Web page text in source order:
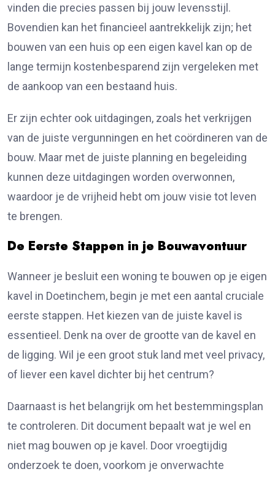
vinden die precies passen bij jouw levensstijl.
Bovendien kan het financieel aantrekkelijk zijn; het
bouwen van een huis op een eigen kavel kan op de
lange termijn kostenbesparend zijn vergeleken met
de aankoop van een bestaand huis.
Er zijn echter ook uitdagingen, zoals het verkrijgen
van de juiste vergunningen en het coördineren van de
bouw. Maar met de juiste planning en begeleiding
kunnen deze uitdagingen worden overwonnen,
waardoor je de vrijheid hebt om jouw visie tot leven
te brengen.
De Eerste Stappen in je Bouwavontuur
Wanneer je besluit een woning te bouwen op je eigen
kavel in Doetinchem, begin je met een aantal cruciale
eerste stappen. Het kiezen van de juiste kavel is
essentieel. Denk na over de grootte van de kavel en
de ligging. Wil je een groot stuk land met veel privacy,
of liever een kavel dichter bij het centrum?
Daarnaast is het belangrijk om het bestemmingsplan
te controleren. Dit document bepaalt wat je wel en
niet mag bouwen op je kavel. Door vroegtijdig
onderzoek te doen, voorkom je onverwachte